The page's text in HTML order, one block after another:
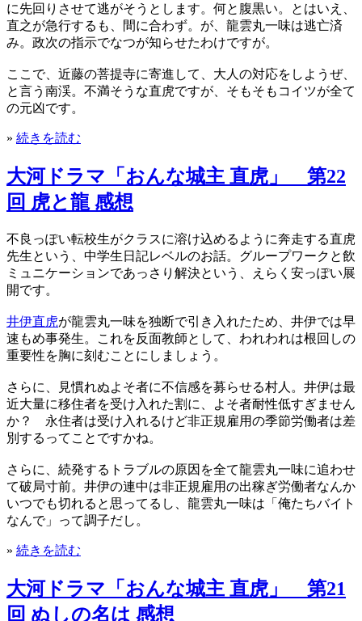
に先回りさせて逃がそうとします。何と腹黒い。とはいえ、
直之が急行するも、間に合わず。が、龍雲丸一味は逃亡済
み。政次の指示でなつが知らせたわけですが。
ここで、近藤の菩提寺に寄進して、大人の対応をしようぜ、
と言う南渓。不満そうな直虎ですが、そもそもコイツが全て
の元凶です。
» 続きを読む
大河ドラマ「おんな城主 直虎」 第22
回 虎と龍 感想
不良っぽい転校生がクラスに溶け込めるように奔走する直虎
先生という、中学生日記レベルのお話。グループワークと飲
ミュニケーションであっさり解決という、えらく安っぽい展
開です。
井伊直虎が龍雲丸一味を独断で引き入れたため、井伊では早
速もめ事発生。これを反面教師として、われわれは根回しの
重要性を胸に刻むことにしましょう。
さらに、見慣れぬよそ者に不信感を募らせる村人。井伊は最
近大量に移住者を受け入れた割に、よそ者耐性低すぎません
か？ 永住者は受け入れるけど非正規雇用の季節労働者は差
別するってことですかね。
さらに、続発するトラブルの原因を全て龍雲丸一味に追わせ
て破局寸前。井伊の連中は非正規雇用の出稼ぎ労働者なんか
いつでも切れると思ってるし、龍雲丸一味は「俺たちバイト
なんで」って調子だし。
» 続きを読む
大河ドラマ「おんな城主 直虎」 第21
回 ぬしの名は 感想